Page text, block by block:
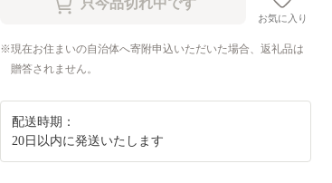
お気に入り
現在お住まいの自治体へ寄附申込いただいた場合、返礼品は
贈答されません。
配送時期：
20日以内に発送いたします